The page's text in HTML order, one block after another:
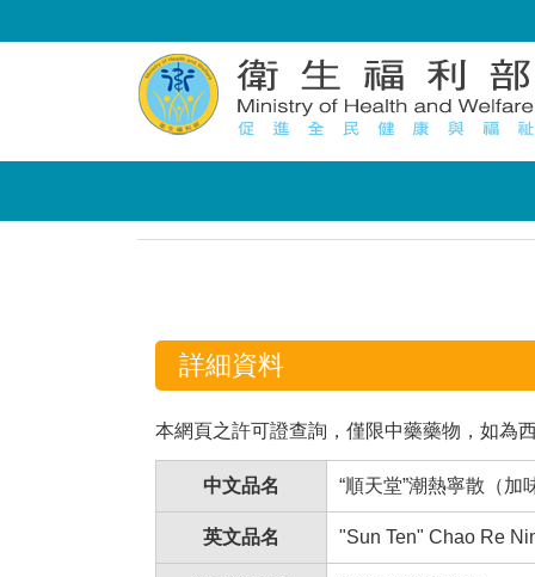
詳細資料
本網頁之許可證查詢，僅限中藥藥物，如為
中文品名 “順天堂”潮熱寧散（加
英文品名 "Sun Ten" Chao Re